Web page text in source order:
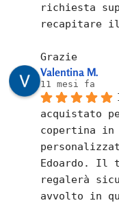
richiesta
recapitare
Grazie
Valentina M.
11 mesi fa
acquistato
copertina
Edoardo. Il
regalerà
avvolto in